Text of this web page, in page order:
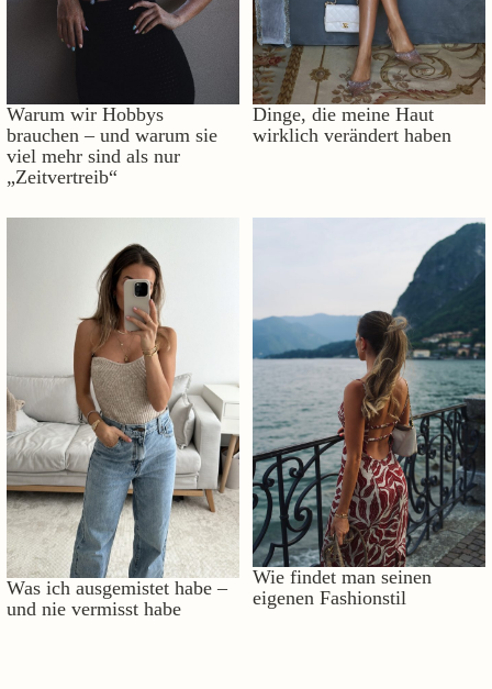
Warum wir Hobbys
brauchen – und warum sie
viel mehr sind als nur
„Zeitvertreib“
Dinge, die meine Haut
wirklich verändert haben
Was ich ausgemistet habe –
und nie vermisst habe
Wie findet man seinen
eigenen Fashionstil